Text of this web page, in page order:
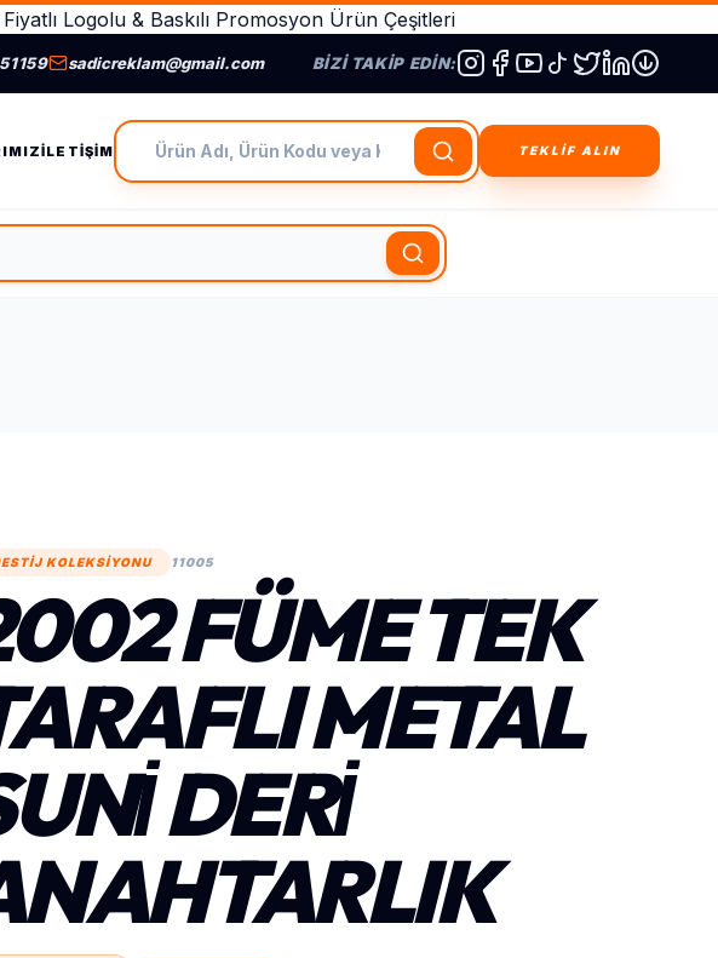
Logolu & Baskılı Promosyon Ürün Çeşitleri
sadicreklam@gmail.com BIZI TAKIP EDIN:
İLETIŞIM
Ürün Adı, Ürün Kodu veya Kategori Ara
TEKLİF ALIN
KOLEKSİYONU 11005
FÜME TEK
METAL
DERİ